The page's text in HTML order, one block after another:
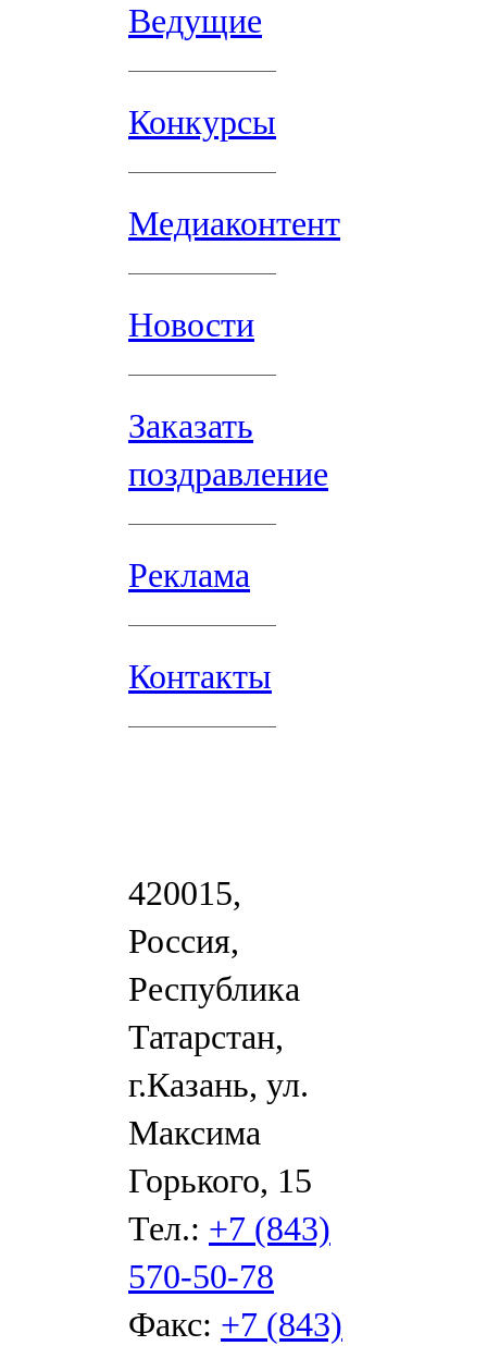
Ведущие
Конкурсы
Медиаконтент
Новости
Заказать
поздравление
Реклама
Контакты
420015,
Россия,
Республика
Татарстан,
г.Казань, ул.
Максима
Горького, 15
Тел.: +7 (843)
570-50-78
Факс: +7 (843)